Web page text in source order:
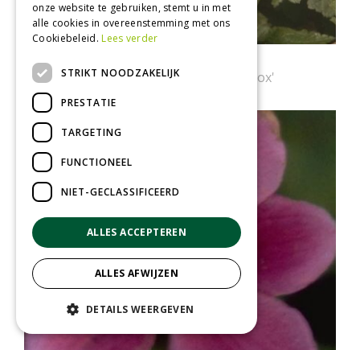
Anemone hupehensis 'Praecox'
onze website te gebruiken, stemt u in met
alle cookies in overeenstemming met ons
Cookiebeleid.Lees verder
STRIKT NOODZAKELIJK
PRESTATIE
TARGETING
FUNCTIONEEL
NIET-GECLASSIFICEERD
ALLES ACCEPTEREN
ALLES AFWIJZEN
DETAILS WEERGEVEN